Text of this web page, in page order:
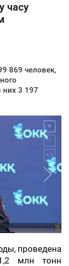
часу
869 человек,
них 3 197
проведена
млн тонн